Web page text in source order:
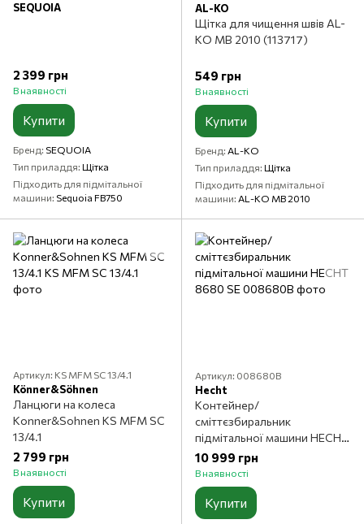
SEQUOIA
2 399 грн
В наявності
Купити
Бренд SEQUOIA
Тип приладдя Щітка
Підходить для підмітальної
машини Sequoia FB750
AL-KO
Щітка для чищення швів AL-
KO МВ 2010 (113717)
549 грн
В наявності
Купити
Бренд AL-KO
Тип приладдя Щітка
Підходить для підмітальної
машини AL-KO МВ 2010
Артикул: KS MFM SC 13/4.1
Könner&Söhnen
Ланцюги на колеса
Konner&Sohnen KS MFM SC
13/4.1
2 799 грн
В наявності
Купити
Артикул: 008680B
Hecht
Контейнер/
сміттєзбиральник
підмітальної машини HECHT
8680 SE
10 999 грн
В наявності
Купити